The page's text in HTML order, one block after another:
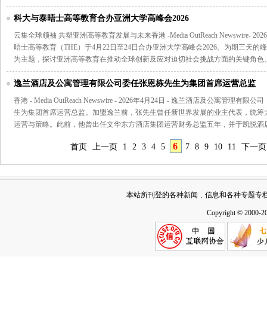
科大与泰晤士高等教育合办亚洲大学高峰会2026
云集全球领袖 共塑亚洲高等教育发展与未来香港 -Media OutReach Newswire-
晤士高等教育（THE）于4月22日至24日合办亚洲大学高峰会2026。为期三天的
为主题，探讨亚洲高等教育在推动全球创新及应对迫切社会挑战方面的关键角色
逸兰酒店及公寓管理有限公司委任张恩栋先生为集团首席运营总监
香港 - Media OutReach Newswire - 2026年4月24日 - 逸兰酒店及公寓管理有限公
生为集团首席运营总监。加盟逸兰前，张先生曾任新世界发展的业主代表，统
运营与策略。此前，他曾出任文华东方酒店集团运营财务总监五年，并于凯悦酒
首页 上一页 1 2 3 4 5 6 7 8 9 10 11 下一页
本站所刊登的各种新闻﹑信息和各种专题专
Copyright © 2000-